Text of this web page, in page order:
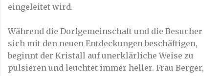
eingeleitet wird.
Während die Dorfgemeinschaft und die Besucher
sich mit den neuen Entdeckungen beschäftigen,
beginnt der Kristall auf unerklärliche Weise zu
pulsieren und leuchtet immer heller. Frau Berger,